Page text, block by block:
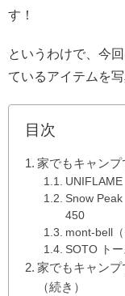
す！
というわけで、今
ているアイテムを
目次
家でもキャン
UNIFLAME
Snow
450
mont-bell
SOTO ト
家でもキャン
（続き）